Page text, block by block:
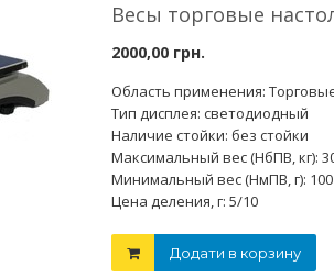
Весы торговые
2000,00 грн.
Область применения:
Тип дисплея: светодиодный
Наличие стойки: без стойки
Максимальный вес (НбПВ, кг):
Минимальный вес (НмПВ, г): 100
Цена деления, г: 5/10
Додати в корзину